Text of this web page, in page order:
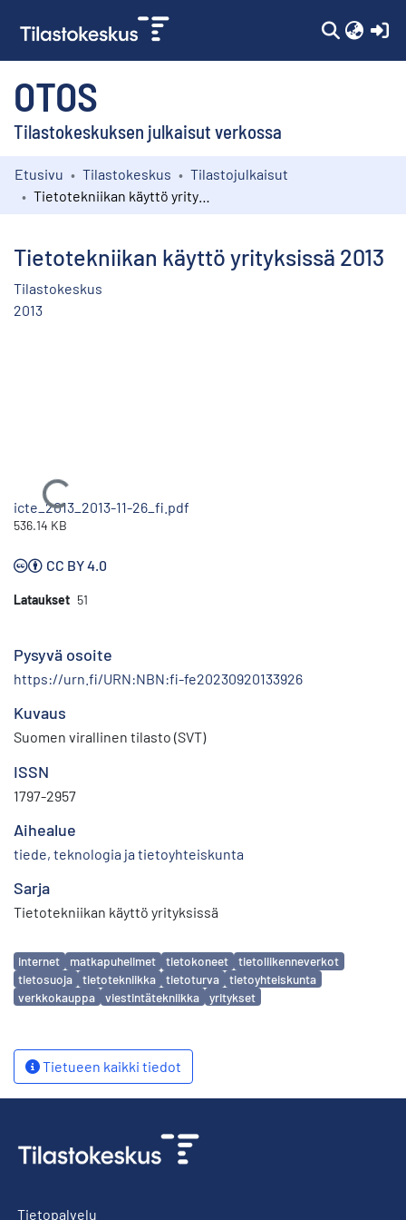
OTOS
Tilastokeskuksen julkaisut verkossa
Kokoelmat
Etusivu Tilastokeskus
Tilastojulkaisut
Tietotekniikan käyttö yrityksissä 2013
Tilastokeskus
2013
Ladataan...
icte_2013_2013-11-26_fi.pdf
536.14 KB
CC BY 4.0
Lataukset 51
Pysyvä osoite
https://urn.fi/URN:NBN:fi-fe20230920133926
Kuvaus
Suomen virallinen tilasto (SVT)
ISSN
1797-2957
Aihealue
tiede, teknologia ja tietoyhteiskunta
Sarja
Tietotekniikan käyttö yrityksissä
Avainsanat
internet matkapuhelimet tietokoneet
tietoliikenneverkot
tietosuoja
tietotekniikka tietoturva
tietoyhteiskunta
verkkokauppa
viestintätekniikka yritykset
Tietueen kaikki tiedot
Tietopalvelu